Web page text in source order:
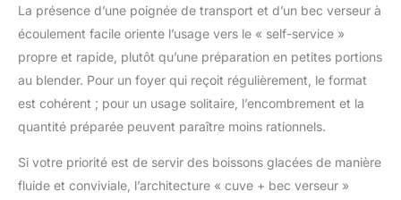
La présence d’une poignée de transport et d’un bec verseur à
écoulement facile oriente l’usage vers le « self-service »
propre et rapide, plutôt qu’une préparation en petites portions
au blender. Pour un foyer qui reçoit régulièrement, le format
est cohérent ; pour un usage solitaire, l’encombrement et la
quantité préparée peuvent paraître moins rationnels.
Si votre priorité est de servir des boissons glacées de manière
fluide et conviviale, l’architecture « cuve + bec verseur »